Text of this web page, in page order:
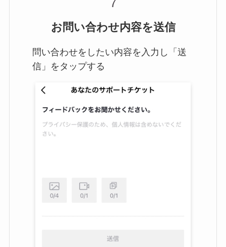
お問い合わせ内容を送信
問い合わせをしたい内容を入力し「送
信」をタップする